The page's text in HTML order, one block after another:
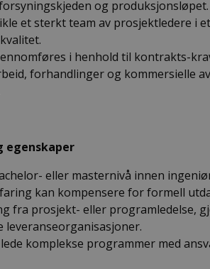
og produksjonsløpet.
et sterkt team av prosjektledere i
i henhold til kontrakts-
forhandlinger og kommersielle
egenskaper
eller masternivå innen
kan kompensere for formell
fra prosjekt- eller programledelse,
leveranseorganisasjoner.
komplekse programmer med